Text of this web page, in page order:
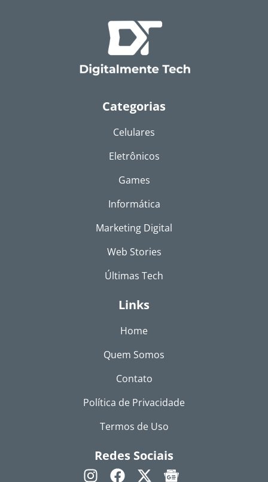
Categorias
Celulares
Eletrônicos
Games
Informática
Marketing Digital
Web Stories
Últimas Tech
Links
Home
Quem Somos
Contato
Política de Privacidade
Termos de Uso
Redes Sociais